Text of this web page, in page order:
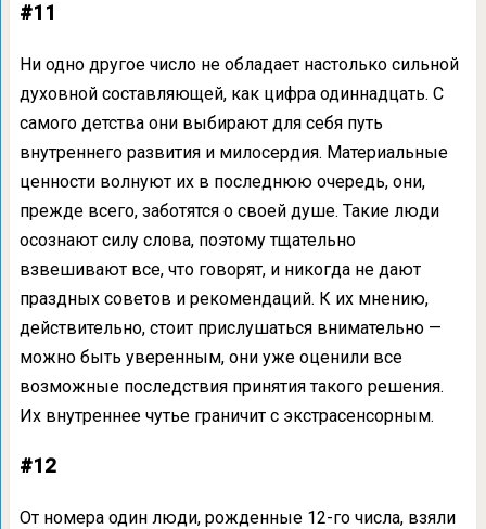
#11
Ни одно другое число не обладает настолько сильной
духовной составляющей, как цифра одиннадцать. С
самого детства они выбирают для себя путь
внутреннего развития и милосердия. Материальные
ценности волнуют их в последнюю очередь, они,
прежде всего, заботятся о своей душе. Такие люди
осознают силу слова, поэтому тщательно
взвешивают все, что говорят, и никогда не дают
праздных советов и рекомендаций. К их мнению,
действительно, стоит прислушаться внимательно —
можно быть уверенным, они уже оценили все
возможные последствия принятия такого решения.
Их внутреннее чутье граничит с экстрасенсорным.
#12
От номера один люди, рожденные 12-го числа, взяли